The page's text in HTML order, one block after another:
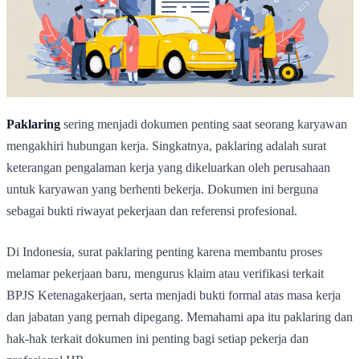
Paklaring sering menjadi dokumen penting saat seorang karyawan
mengakhiri hubungan kerja. Singkatnya, paklaring adalah surat
keterangan pengalaman kerja yang dikeluarkan oleh perusahaan
untuk karyawan yang berhenti bekerja. Dokumen ini berguna
sebagai bukti riwayat pekerjaan dan referensi profesional.
Di Indonesia, surat paklaring penting karena membantu proses
melamar pekerjaan baru, mengurus klaim atau verifikasi terkait
BPJS Ketenagakerjaan, serta menjadi bukti formal atas masa kerja
dan jabatan yang pernah dipegang. Memahami apa itu paklaring dan
hak-hak terkait dokumen ini penting bagi setiap pekerja dan